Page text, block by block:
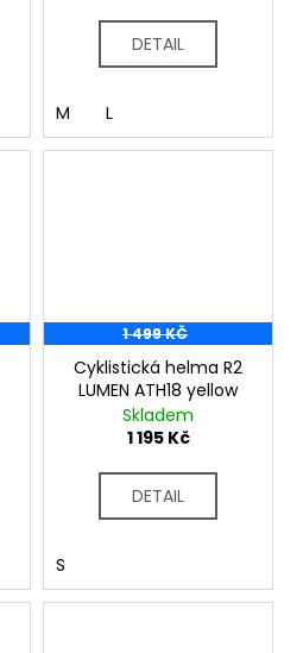
DETAIL
M L
1 499 KČ
Cyklistická helma R2
LUMEN ATH18 yellow
Skladem
1 195 Kč
DETAIL
S